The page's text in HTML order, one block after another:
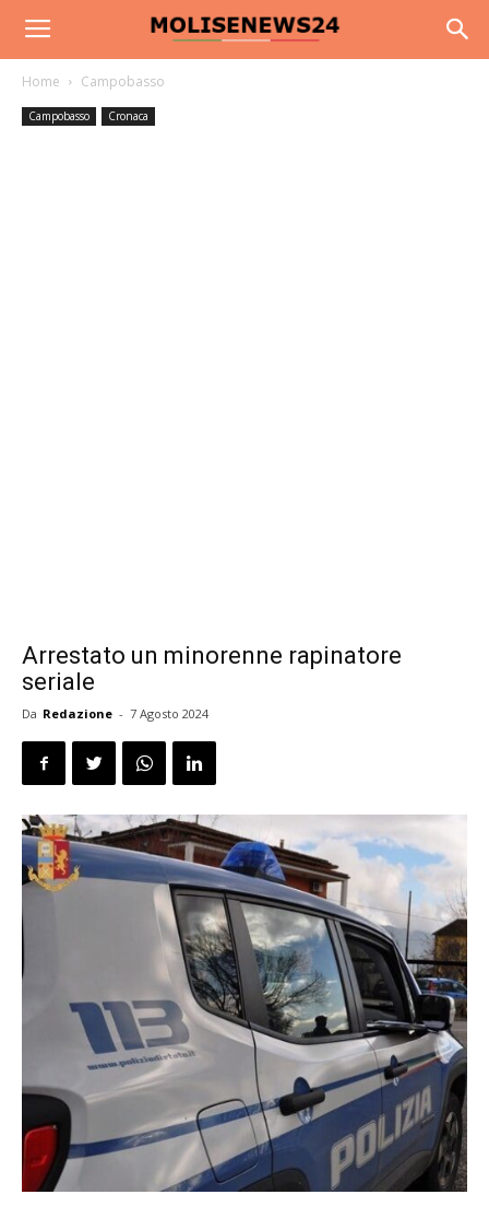
Home Campobasso
Campobasso Cronaca
Arrestato un minorenne rapinatore
seriale
Da Redazione - 7 Agosto 2024